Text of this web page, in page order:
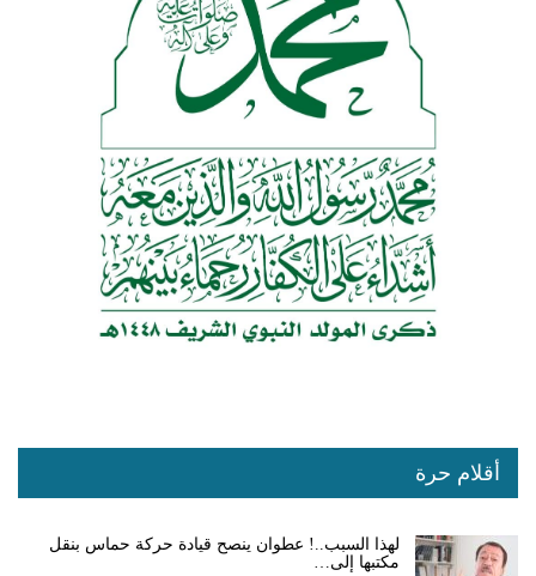
أقلام حرة
لهذا السبب..! عطوان ينصح قيادة حركة حماس بنقل
مكتبها إلى…